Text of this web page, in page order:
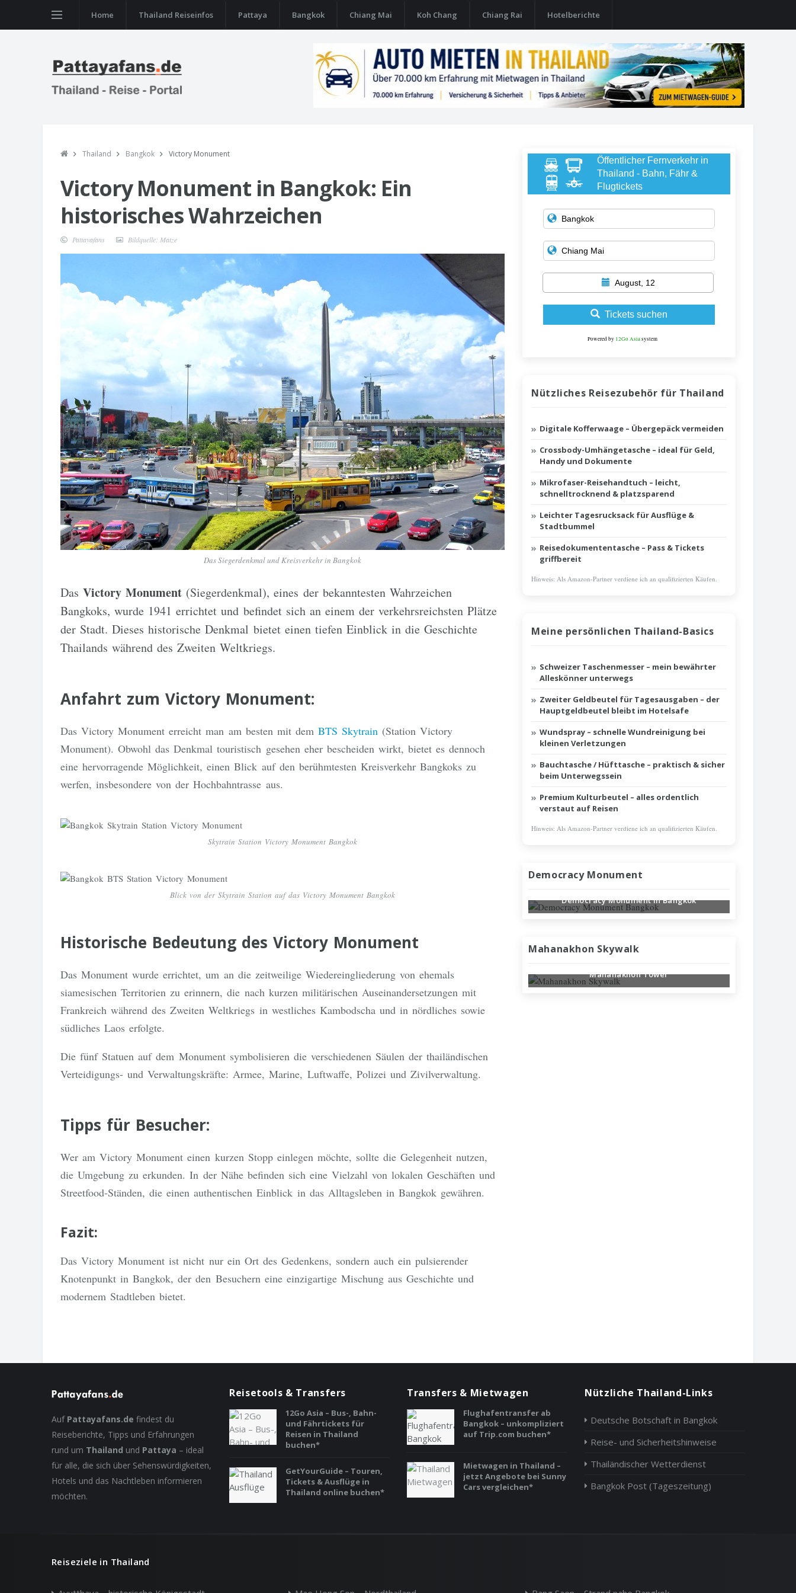
Home Thailand Reiseinfos Pattaya Bangkok Chiang Mai Koh Chang Chiang Rai Hotelberichte
Thailand Bangkok Victory Monument
Victory Monument in Bangkok: Ein
historisches Wahrzeichen
Pattayafans Bildquelle: Matze
Das Siegerdenkmal und Kreisverkehr in Bangkok
DasVictory Monument (Siegerdenkmal), eines der bekanntesten Wahrzeichen
Bangkoks, wurde 1941 errichtet und befindet sich an einem der verkehrsreichsten Plätze
der Stadt. Dieses historische Denkmal bietet einen tiefen Einblick in die Geschichte
Thailands während des Zweiten Weltkriegs.
Anfahrt zum Victory Monument:
Das Victory Monument erreicht man am besten mit dem BTS Skytrain (Station Victory
Monument). Obwohl das Denkmal touristisch gesehen eher bescheiden wirkt, bietet es dennoch
eine hervorragende Möglichkeit, einen Blick auf den berühmtesten Kreisverkehr Bangkoks zu
werfen, insbesondere von der Hochbahntrasse aus.
Skytrain Station Victory Monument Bangkok
Blick von der Skytrain Station auf das Victory Monument Bangkok
Historische Bedeutung des Victory Monument
Das Monument wurde errichtet, um an die zeitweilige Wiedereingliederung von ehemals
siamesischen Territorien zu erinnern, die nach kurzen militärischen Auseinandersetzungen mit
Frankreich während des Zweiten Weltkriegs in westliches Kambodscha und in nördliches sowie
südliches Laos erfolgte.
Die fünf Statuen auf dem Monument symbolisieren die verschiedenen Säulen der thailändischen
Verteidigungs- und Verwaltungskräfte: Armee, Marine, Luftwaffe, Polizei und Zivilverwaltung.
Tipps für Besucher:
Wer am Victory Monument einen kurzen Stopp einlegen möchte, sollte die Gelegenheit nutzen,
die Umgebung zu erkunden. In der Nähe befinden sich eine Vielzahl von lokalen Geschäften und
Streetfood-Ständen, die einen authentischen Einblick in das Alltagsleben in Bangkok gewähren.
Fazit:
Das Victory Monument ist nicht nur ein Ort des Gedenkens, sondern auch ein pulsierender
Knotenpunkt in Bangkok, der den Besuchern eine einzigartige Mischung aus Geschichte und
modernem Stadtleben bietet.
Öffentlicher Fernverkehr in
Thailand - Bahn, Fähr &
Flugtickets
August, 12
Tickets suchen
Powered by 12Go Asiasystem
Nützliches Reisezubehör für Thailand
Digitale Kofferwaage – Übergepäck vermeiden
Crossbody-Umhängetasche – ideal für Geld,
Handy und Dokumente
Mikrofaser-Reisehandtuch – leicht,
schnelltrocknend & platzsparend
Leichter Tagesrucksack für Ausflüge &
Stadtbummel
Reisedokumententasche – Pass & Tickets
griffbereit
Hinweis: Als Amazon-Partner verdiene ich an qualifizierten Käufen.
Meine persönlichen Thailand-Basics
Schweizer Taschenmesser – mein bewährter
Alleskönner unterwegs
Zweiter Geldbeutel für Tagesausgaben – der
Hauptgeldbeutel bleibt im Hotelsafe
Wundspray – schnelle Wundreinigung bei
kleinen Verletzungen
Bauchtasche / Hüfttasche – praktisch & sicher
beim Unterwegssein
Premium Kulturbeutel – alles ordentlich
verstaut auf Reisen
Hinweis: Als Amazon-Partner verdiene ich an qualifizierten Käufen.
Democracy Monument
Democracy Monument in Bangkok
Mahanakhon Skywalk
Mahanakhon Tower
Auf Pattayafans.de findest du
Reiseberichte, Tipps und Erfahrungen
rund um Thailand und Pattaya – ideal
für alle, die sich über Sehenswürdigkeiten,
Hotels und das Nachtleben informieren
möchten.
Reisetools & Transfers
12Go Asia – Bus-, Bahn-
und Fährtickets für
Reisen in Thailand
buchen*
GetYourGuide – Touren,
Tickets & Ausflüge in
Thailand online buchen*
Transfers & Mietwagen
Flughafentransfer ab
Bangkok – unkompliziert
auf Trip.com buchen*
Mietwagen in Thailand –
jetzt Angebote bei Sunny
Cars vergleichen*
Nützliche Thailand-Links
Deutsche Botschaft in Bangkok
Reise- und Sicherheitshinweise
Thailändischer Wetterdienst
Bangkok Post (Tageszeitung)
Reiseziele in Thailand